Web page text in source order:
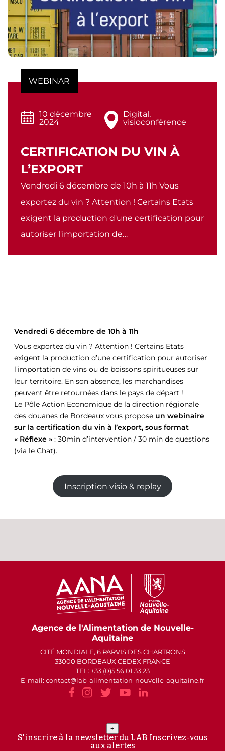
WEBINAR
10 décembre
2024
Digital,
visioconférence
CERTIFICATION DU VIN À
L’EXPORT
Vendredi 6 décembre de 10h à 11h Vous
exportez du vin ? Attention ! Certains Etats
exigent la production d'une certification pour
autoriser l'importation de…
Vendredi 6 décembre de 10h à 11h
Vous exportez du vin ? Attention ! Certains Etats
exigent la production d’une certification pour autoriser
l’importation de vins ou de boissons spiritueuses sur
leur territoire. En son absence, les marchandises
peuvent être retournées dans le pays de départ !
Le Pôle Action Economique de la direction régionale
des douanes de Bordeaux vous propose un webinaire
sur la certification du vin à l’export, sous format
« Réflexe » : 30min d’intervention / 30 min de questions
(via le Chat).
Inscription visio & replay
Agence de l'Alimentation de Nouvelle-
Aquitaine
CITÉ MONDIALE, 6 PARVIS DES CHARTRONS
33000 BORDEAUX CEDEX FRANCE
TEL: +33 (0)5 56 01 33 23
E-mail: contact
lab-alimentation-nouvelle-aquitaine.fr
+
S'inscrire à la newsletter du LAB Inscrivez-vous
aux alertes